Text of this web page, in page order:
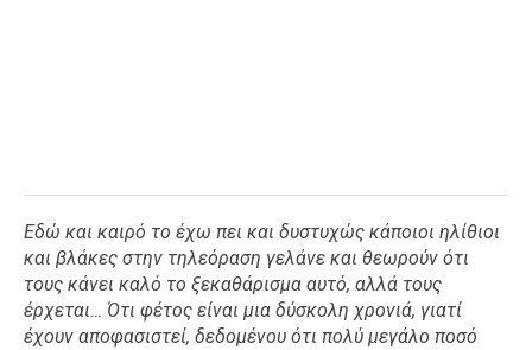
Εδώ και καιρό το έχω πει και δυστυχώς κάποιοι ηλίθιοι
και βλάκες στην τηλεόραση γελάνε και θεωρούν ότι
τους κάνει καλό το ξεκαθάρισμα αυτό, αλλά τους
έρχεται… Ότι φέτος είναι μια δύσκολη χρονιά, γιατί
έχουν αποφασιστεί, δεδομένου ότι πολύ μεγάλο ποσό